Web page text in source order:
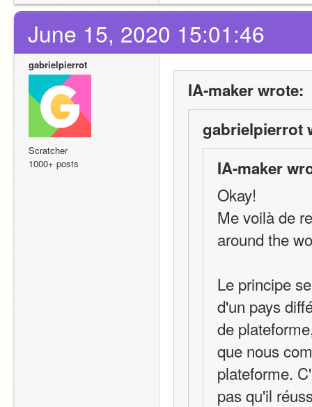
June 15, 2020 15:01:46
gabrielpierrot
Scratcher
1000+ posts
IA-maker wrote:
gabrielpierrot
IA-maker
Okay!
Me voilà de
around the
Le principe
d'un pays
de
que nous
plateforme.
pas qu'il